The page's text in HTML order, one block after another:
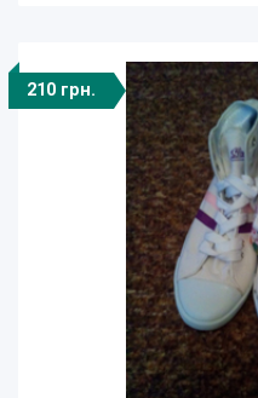
210 грн.